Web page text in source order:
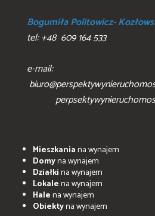
Bogumiła Politowicz-
tel: +48 609 164 533
e-mail:
Mieszkaniana wynajem
Domyna wynajem
Działkina wynajem
Lokalena wynajem
Halena wynajem
Obiektyna wynajem